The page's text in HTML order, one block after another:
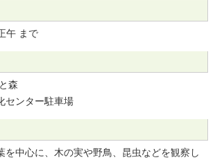
午 まで
森
センター駐車場
を中心に、木の実や野鳥、昆虫などを観察し